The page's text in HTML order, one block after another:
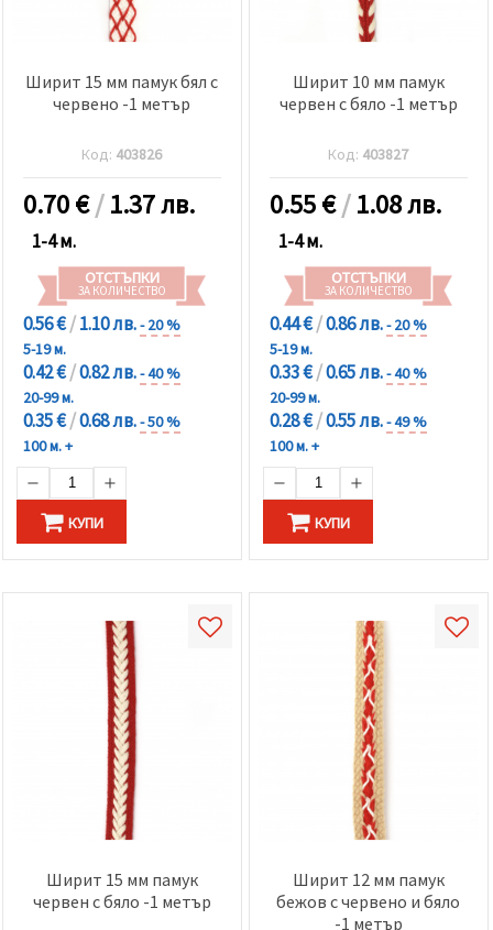
Ширит 15 мм памук бял с
червено -1 метър
Код: 403826
0.70€/1.37 лв.
1-4 м.
ОТСТЪПКИ
ЗА КОЛИЧЕСТВО
0.56 €/1.10 лв.- 20 %
5-19 м.
0.42 €/0.82 лв.- 40 %
20-99 м.
0.35 €/0.68 лв.- 50 %
100 м. +
КУПИ
Ширит 10 мм памук
червен с бяло -1 метър
Код: 403827
0.55€/1.08 лв.
1-4 м.
ОТСТЪПКИ
ЗА КОЛИЧЕСТВО
0.44 €/0.86 лв.- 20 %
5-19 м.
0.33 €/0.65 лв.- 40 %
20-99 м.
0.28 €/0.55 лв.- 49 %
100 м. +
КУПИ
Ширит 15 мм памук
червен с бяло -1 метър
Ширит 12 мм памук
бежов с червено и бяло
-1 метър